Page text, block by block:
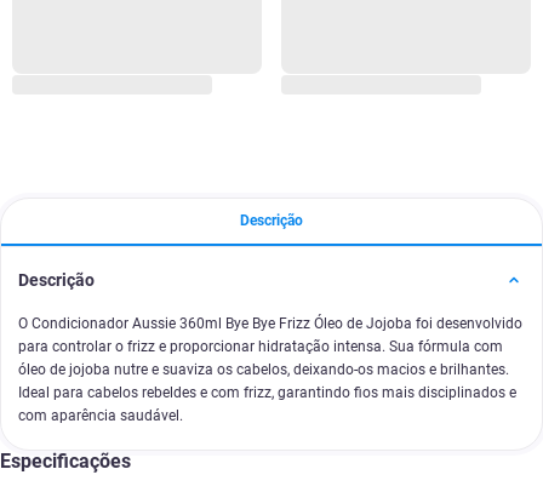
Descrição
Descrição
O Condicionador Aussie 360ml Bye Bye Frizz Óleo de Jojoba foi desenvolvido
para controlar o frizz e proporcionar hidratação intensa. Sua fórmula com
óleo de jojoba nutre e suaviza os cabelos, deixando-os macios e brilhantes.
Ideal para cabelos rebeldes e com frizz, garantindo fios mais disciplinados e
com aparência saudável.
Especificações